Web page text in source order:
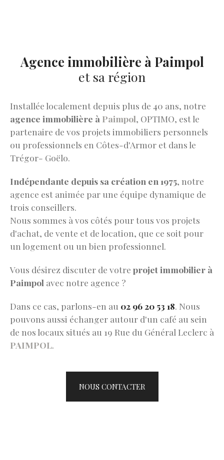
Agence immobilière à Paimpol
et sa région
Installée localement depuis plus de 40 ans, notre
agence immobilière à Paimpol, OPTIMO, est le
partenaire de vos projets immobiliers personnels
ou professionnels en Côtes-d'Armor et dans le
Trégor- Goëlo.
Indépendante depuis sa création en 1975, notre
agence est animée par une équipe dynamique de
trois conseillers.
Nous sommes à vos côtés pour tous vos projets
d'achat, de vente et de location, que ce soit pour
un logement ou un bien professionnel.
Vous désirez discuter de votre projet immobilier à
Paimpol avec notre agence ?
Dans ce cas, parlons-en au 02 96 20 53 18. Nous
pouvons aussi échanger autour d'un café au sein
de nos locaux situés au 19 Rue du Général Leclerc à
PAIMPOL.
NOUS CONTACTER